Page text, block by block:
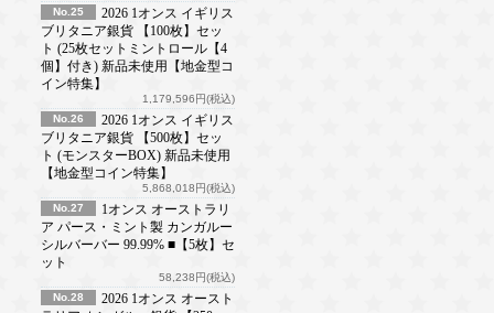
No.25
2026 1オンス イギリス
ブリタニア銀貨 【100枚】セッ
ト (25枚セットミントロール【4
個】付き) 新品未使用【地金型コ
イン特集】
1,179,596円(税込)
No.26
2026 1オンス イギリス
ブリタニア銀貨 【500枚】セッ
ト (モンスターBOX) 新品未使用
【地金型コイン特集】
5,868,018円(税込)
No.27
1オンス オーストラリ
ア パース・ミント製 カンガルー
シルバーバー 99.99% ■【5枚】セ
ット
58,238円(税込)
No.28
2026 1オンス オースト